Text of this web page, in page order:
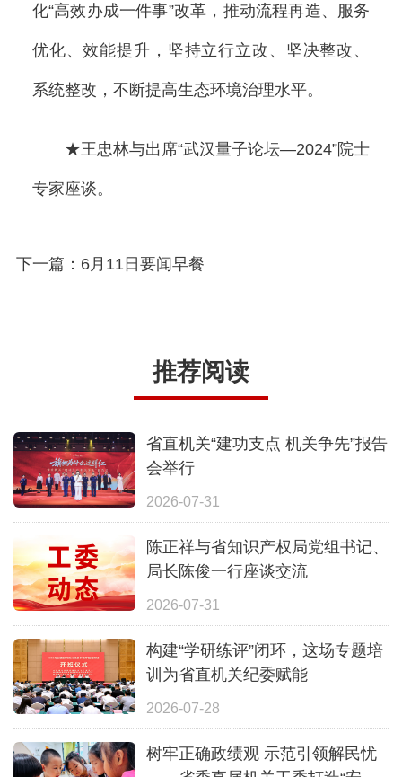
化“高效办成一件事”改革，推动流程再造、服务
优化、效能提升，坚持立行立改、坚决整改、
系统整改，不断提高生态环境治理水平。
★王忠林与出席“武汉量子论坛—2024”院士
专家座谈。
下一篇：6月11日要闻早餐
推荐阅读
省直机关“建功支点 机关争先”报告
会举行
2026-07-31
陈正祥与省知识产权局党组书记、
局长陈俊一行座谈交流
2026-07-31
构建“学研练评”闭环，这场专题培
训为省直机关纪委赋能
2026-07-28
树牢正确政绩观 示范引领解民忧